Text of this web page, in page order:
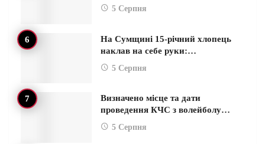
5 Серпня
На Сумщині 15-річний хлопець
наклав на себе руки:…
5 Серпня
Визначено місце та дати
проведення КЧС з волейболу…
5 Серпня